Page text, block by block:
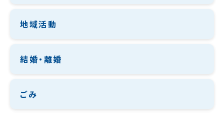
地域活動
結婚・離婚
ごみ